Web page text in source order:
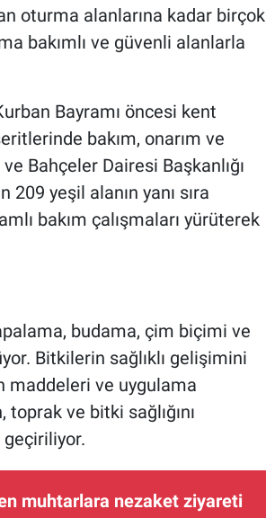
oturma alanlarına kadar birçok
bakımlı ve güvenli alanlarla
Bayramı öncesi kent
bakım, onarım ve
Bahçeler Dairesi Başkanlığı
yeşil alanın yanı sıra
bakım çalışmaları yürüterek
budama, çim biçimi ve
Bitkilerin sağlıklı gelişimini
maddeleri ve uygulama
ve bitki sağlığını
muhtarlara nezaket ziyareti